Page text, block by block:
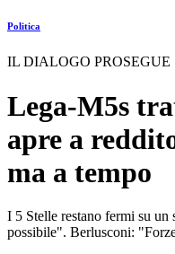
Politica
IL DIALOGO PROSEGUE
Lega-M5s
apre a
ma a tempo
I 5 Stelle restano fermi su
possibile". Berlusconi: